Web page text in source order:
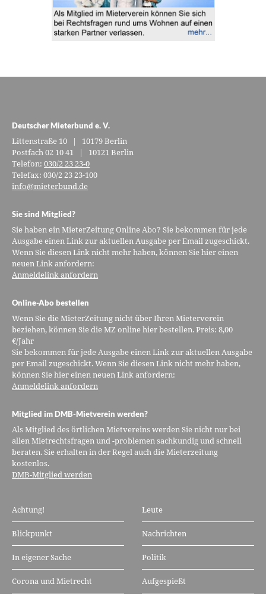
Deutscher Mieterbund e. V.
Littenstraße 10 | 10179 Berlin
Postfach 02 10 41 | 10121 Berlin
Telefon:030/2 23 23-0
Telefax: 030/2 23 23-100
info@mieterbund.de
Sie sind Mitglied?
Sie haben ein MieterZeitung Online Abo? Sie bekommen für jede
Ausgabe einen Link zur aktuellen Ausgabe per Email zugeschickt.
Wenn Sie diesen Link nicht mehr haben, können Sie hier einen
neuen Link anfordern:
Anmeldelink anfordern
Online-Abo bestellen
Wenn Sie die MieterZeitung nicht über Ihren Mieterverein
beziehen, können Sie die MZ online hier bestellen. Preis: 8,00
€/Jahr
Sie bekommen für jede Ausgabe einen Link zur aktuellen Ausgabe
per Email zugeschickt. Wenn Sie diesen Link nicht mehr haben,
können Sie hier einen neuen Link anfordern:
Anmeldelink anfordern
Mitglied im DMB-Mietverein werden?
Als Mitglied des örtlichen Mietvereins werden Sie nicht nur bei
allen Mietrechtsfragen und -problemen sachkundig und schnell
beraten. Sie erhalten in der Regel auch die Mieterzeitung
kostenlos.
DMB-Mitglied werden
Achtung!
Blickpunkt
In eigener Sache
Corona und Mietrecht
Leute
Nachrichten
Politik
Aufgespießt